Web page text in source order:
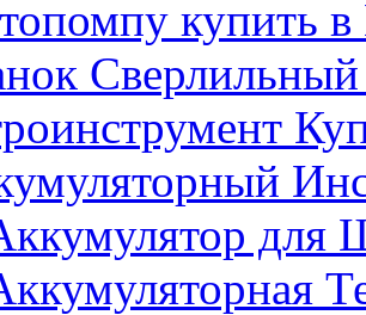
купить в
для